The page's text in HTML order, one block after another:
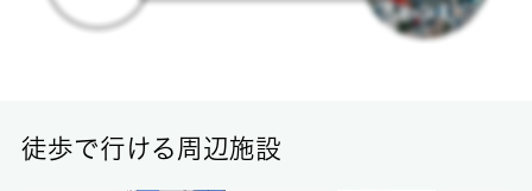
1階 / 2階建
徒歩で行ける周辺施設